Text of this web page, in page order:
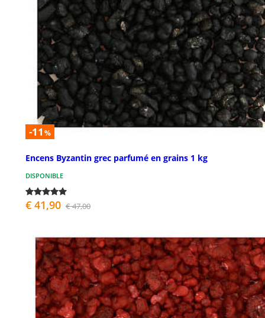
-11 %
Encens Byzantin grec parfumé en grains 1 kg
DISPONIBLE
€ 41,90 € 47,00